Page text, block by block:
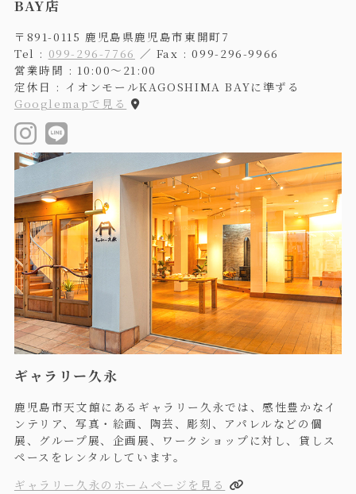
BAY店
〒891-0115 鹿児島県鹿児島市東開町7
Tel : 099-296-7766 ／ Fax : 099-296-9966
営業時間 : 10:00〜21:00
定休日 : イオンモールKAGOSHIMA BAYに準ずる
Googlemapで見る
ギャラリー久永
鹿児島市天文館にあるギャラリー久永では、感性豊かなイ
ンテリア、写真・絵画、陶芸、彫刻、アパレルなどの個
展、グループ展、企画展、ワークショップに対し、貸しス
ペースをレンタルしています。
ギャラリー久永のホームページを見る